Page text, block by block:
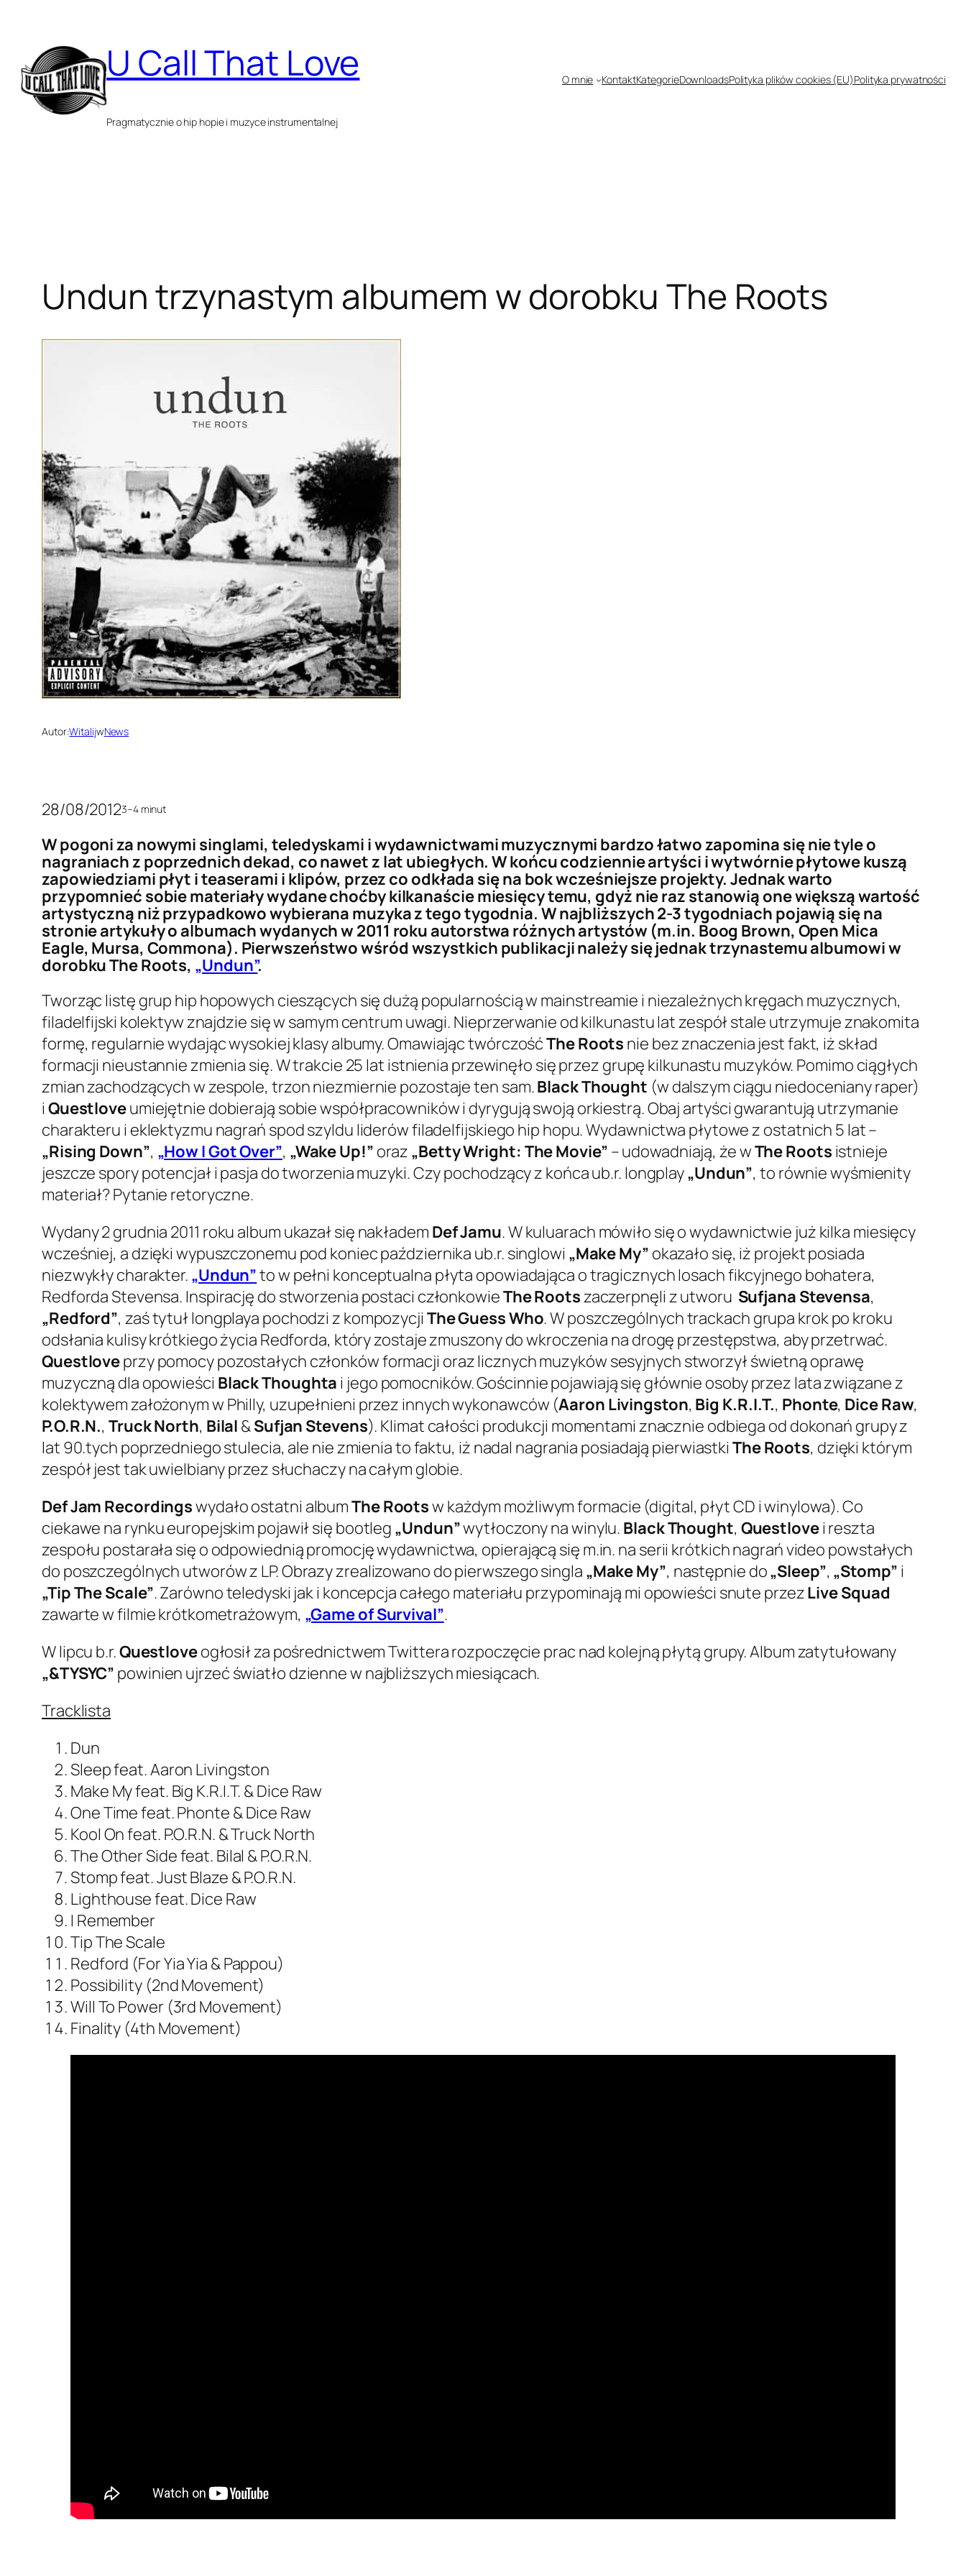
treści
U Call That Love
Pragmatycznie o hip hopie i muzyce instrumentalnej
O mnie KontaktKategorieDownloadsPolityka plików cookies (EU)Polityka prywatności
Undun trzynastym albumem w dorobku The Roots
Autor:WitalijwNews
28/08/20123–4 minut
W pogoni za nowymi singlami, teledyskami i wydawnictwami muzycznymi bardzo łatwo zapomina się nie tyle o
nagraniach z poprzednich dekad, co nawet z lat ubiegłych. W końcu codziennie artyści i wytwórnie płytowe kuszą
zapowiedziami płyt i teaserami i klipów, przez co odkłada się na bok wcześniejsze projekty. Jednak warto
przypomnieć sobie materiały wydane choćby kilkanaście miesięcy temu, gdyż nie raz stanowią one większą wartość
artystyczną niż przypadkowo wybierana muzyka z tego tygodnia. W najbliższych 2-3 tygodniach pojawią się na
stronie artykuły o albumach wydanych w 2011 roku autorstwa różnych artystów (m.in. Boog Brown, Open Mica
Eagle, Mursa, Commona). Pierwszeństwo wśród wszystkich publikacji należy się jednak trzynastemu albumowi w
dorobku The Roots, „Undun”.
Tworząc listę grup hip hopowych cieszących się dużą popularnością w mainstreamie i niezależnych kręgach muzycznych,
filadelfijski kolektyw znajdzie się w samym centrum uwagi. Nieprzerwanie od kilkunastu lat zespół stale utrzymuje znakomita
formę, regularnie wydając wysokiej klasy albumy. Omawiając twórczośćThe Roots nie bez znaczenia jest fakt, iż skład
formacji nieustannie zmienia się. W trakcie 25 lat istnienia przewinęło się przez grupę kilkunastu muzyków. Pomimo ciągłych
zmian zachodzących w zespole, trzon niezmiernie pozostaje ten sam.Black Thought (w dalszym ciągu niedoceniany raper)
i Questloveumiejętnie dobierają sobie współpracowników i dyrygują swoją orkiestrą. Obaj artyści gwarantują utrzymanie
charakteru i eklektyzmu nagrań spod szyldu liderów filadelfijskiego hip hopu. Wydawnictwa płytowe z ostatnich 5 lat –
„Rising Down”, „How I Got Over”, „Wake Up!” oraz „Betty Wright: The Movie” – udowadniają, że wThe Roots istnieje
jeszcze spory potencjał i pasja do tworzenia muzyki. Czy pochodzący z końca ub.r. longplay„Undun”, to równie wyśmienity
materiał? Pytanie retoryczne.
Wydany 2 grudnia 2011 roku album ukazał się nakładem Def Jamu. W kuluarach mówiło się o wydawnictwie już kilka miesięcy
wcześniej, a dzięki wypuszczonemu pod koniec października ub.r. singlowi „Make My” okazało się, iż projekt posiada
niezwykły charakter. „Undun”to w pełni konceptualna płyta opowiadająca o tragicznych losach fikcyjnego bohatera,
Redforda Stevensa. Inspirację do stworzenia postaci członkowieThe Rootszaczerpnęli z utworu Sufjana Stevensa,
„Redford”, zaś tytuł longplaya pochodzi z kompozycji The Guess Who. W poszczególnych trackach grupa krok po kroku
odsłania kulisy krótkiego życia Redforda, który zostaje zmuszony do wkroczenia na drogę przestępstwa, aby przetrwać.
Questloveprzy pomocy pozostałych członków formacji oraz licznych muzyków sesyjnych stworzył świetną oprawę
muzyczną dla opowieści Black Thoughta i jego pomocników. Gościnnie pojawiają się głównie osoby przez lata związane z
kolektywem założonym w Philly, uzupełnieni przez innych wykonawców (Aaron Livingston, Big K.R.I.T., Phonte, Dice Raw,
P.O.R.N.,Truck North, Bilal &Sufjan Stevens). Klimat całości produkcji momentami znacznie odbiega od dokonań grupy z
lat 90.tych poprzedniego stulecia, ale nie zmienia to faktu, iż nadal nagrania posiadają pierwiastki The Roots, dzięki którym
zespół jest tak uwielbiany przez słuchaczy na całym globie.
Def Jam Recordingswydało ostatni albumThe Rootsw każdym możliwym formacie (digital, płyt CD i winylowa). Co
ciekawe na rynku europejskim pojawił się bootleg „Undun”wytłoczony na winylu. Black Thought, Questlovei reszta
zespołu postarała się o odpowiednią promocję wydawnictwa, opierającą się m.in. na serii krótkich nagrań video powstałych
do poszczególnych utworów z LP. Obrazy zrealizowano do pierwszego singla „Make My”, następnie do„Sleep”, „Stomp” i
„Tip The Scale”. Zarówno teledyski jak i koncepcja całego materiału przypominają mi opowieści snute przezLive Squad
zawarte w filmie krótkometrażowym, „Game of Survival”.
W lipcu b.r.Questloveogłosił za pośrednictwem Twittera rozpoczęcie prac nad kolejną płytą grupy. Album zatytułowany
„&TYSYC” powinien ujrzeć światło dzienne w najbliższych miesiącach.
Tracklista
Dun
Sleep feat. Aaron Livingston
Make My feat. Big K.R.I.T. & Dice Raw
One Time feat. Phonte & Dice Raw
Kool On feat. P.O.R.N. & Truck North
The Other Side feat. Bilal & P.O.R.N.
Stomp feat. Just Blaze & P.O.R.N.
Lighthouse feat. Dice Raw
I Remember
Tip The Scale
Redford (For Yia Yia & Pappou)
Possibility (2nd Movement)
Will To Power (3rd Movement)
Finality (4th Movement)